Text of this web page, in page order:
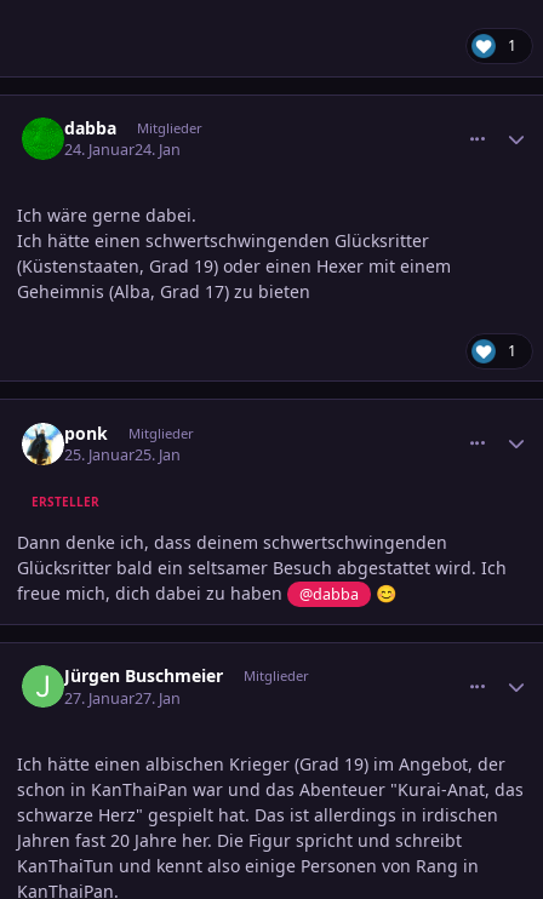
1
dabba Mitglieder
24. Januar24. Jan
Ich wäre gerne dabei.
Ich hätte einen schwertschwingenden Glücksritter
(Küstenstaaten, Grad 19) oder einen Hexer mit einem
Geheimnis (Alba, Grad 17) zu bieten
1
ponk Mitglieder
25. Januar25. Jan
ERSTELLER
Dann denke ich, dass deinem schwertschwingenden
Glücksritter bald ein seltsamer Besuch abgestattet wird. Ich
freue mich, dich dabei zu haben
@dabba 😊
Jürgen Buschmeier Mitglieder
27. Januar27. Jan
Ich hätte einen albischen Krieger (Grad 19) im Angebot, der
schon in KanThaiPan war und das Abenteuer "Kurai-Anat, das
schwarze Herz" gespielt hat. Das ist allerdings in irdischen
Jahren fast 20 Jahre her. Die Figur spricht und schreibt
KanThaiTun und kennt also einige Personen von Rang in
KanThaiPan.